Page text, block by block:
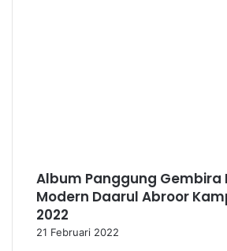
Album Panggung Gembira
Modern Daarul Abroor
2022
21 Februari 2022